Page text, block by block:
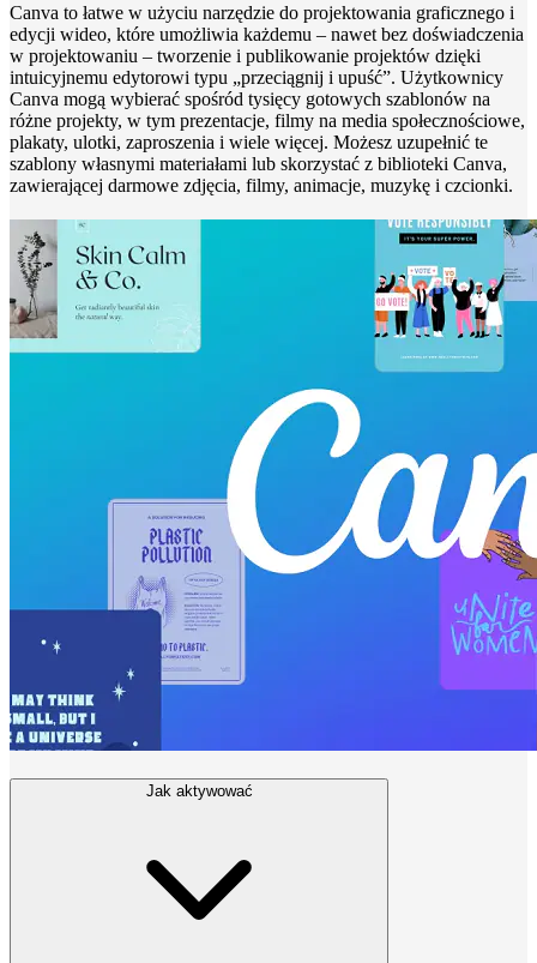
Canva to łatwe w użyciu narzędzie do projektowania graficznego i
edycji wideo, które umożliwia każdemu – nawet bez doświadczenia
w projektowaniu – tworzenie i publikowanie projektów dzięki
intuicyjnemu edytorowi typu „przeciągnij i upuść”. Użytkownicy
Canva mogą wybierać spośród tysięcy gotowych szablonów na
różne projekty, w tym prezentacje, filmy na media społecznościowe,
plakaty, ulotki, zaproszenia i wiele więcej. Możesz uzupełnić te
szablony własnymi materiałami lub skorzystać z biblioteki Canva,
zawierającej darmowe zdjęcia, filmy, animacje, muzykę i czcionki.
Jak aktywować